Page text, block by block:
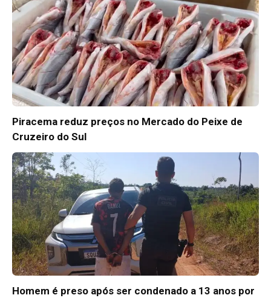
Piracema reduz preços no Mercado do Peixe de
Cruzeiro do Sul
Homem é preso após ser condenado a 13 anos por